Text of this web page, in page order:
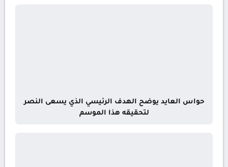
حواس العايد يوضح الهدف الرئيسي الذي يسعى النصر
لتحقيقه هذا الموسم